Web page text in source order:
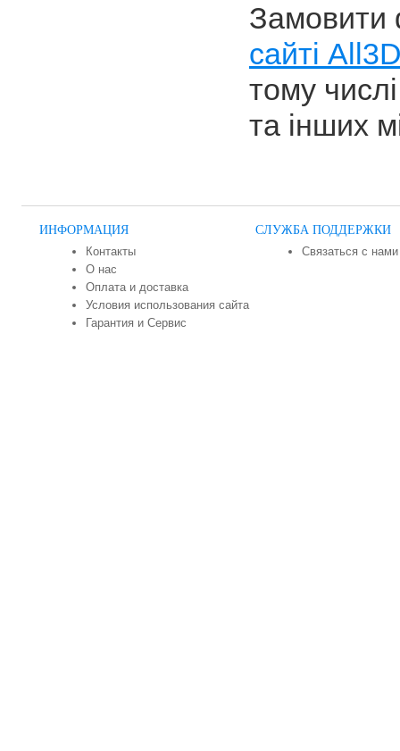
Замовити
сайті
тому
та інших
ИНФОРМАЦИЯ
Контакты
О нас
Оплата и доставка
Условия использования сайта
Гарантия и Сервис
СЛУЖБА ПОДДЕРЖКИ
Связаться с нами